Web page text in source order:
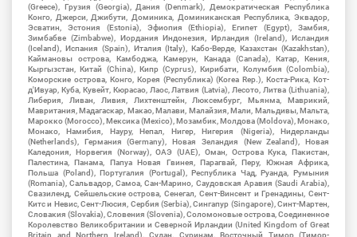
(Greece), Грузия (Georgia), Дания (Denmark), Демократическая Республика
Конго, Джерси, Джибути, Доминика, Доминиканская Республика, Эквадор,
Эсватин, Эстония (Estonia), Эфиопия (Ethiopia), Египет (Egypt), Замбия,
Зимбабве (Zimbabwe), Иордания Индонезия, Ирландия (Ireland), Исландия
(Iceland), Испания (Spain), Италия (Italy), Кабо-Верде, Казахстан (Kazakhstan),
Каймановы острова, Камбоджа, Камерун, Канада (Canada), Катар, Кения,
Кыргызстан, Китай (China), Кипр (Cyprus), Кирибати, Колумбия (Colombia),
Коморские острова, Конго, Корея (Республика) (Korea Rep.), Коста-Рика, Кот-
д'Ивуар, Куба, Кувейт, Кюрасао, Лаос, Латвия (Latvia), Лесото, Литва (Lithuania),
Либерия, Ливан, Ливия, Лихтенштейн, Люксембург, Мьянма, Маврикий,
Мавритания, Мадагаскар, Макао, Малави, Малайзия, Мали, Мальдивы, Мальта,
Марокко (Morocco), Мексика (Mexico), Мозамбик, Молдова (Moldova), Монако,
Монако, Намибия, Науру, Непал, Нигер, Нигерия (Nigeria), Нидерланды
(Netherlands), Германия (Germany), Новая Зеландия (New Zealand), Новая
Каледония, Норвегия (Norway), ОАЭ (UAE), Оман, Острова Кука, Пакистан,
Палестина, Панама, Папуа Новая Гвинея, Парагвай, Перу, Южная Африка,
Польша (Poland), Португалия (Portugal), Республика Чад, Руанда, Румыния
(Romania), Сальвадор, Самоа, Сан-Марино, Саудовская Аравия (Saudi Arabia),
Свазиленд, Сейшельские острова, Сенегал, Сент-Винсент и Гренадины, Сент-
Китс и Невис, Сент-Люсия, Сербия (Serbia), Сингапур (Singapore), Синт-Мартен,
Словакия (Slovakia), Словения (Slovenia), Соломоновые острова, Соединенное
Королевство Великобритании и Северной Ирландии (United Kingdom of Great